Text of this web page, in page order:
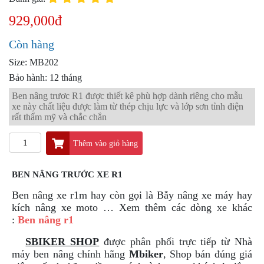
ĐỒ
PG1
PHỤ
KIỆN
YAMAHA
PG-
1
CẢNG
GIVI
ZR
ĐỒ
XE
PHỤ
KIỆN
155
929,000đ
Còn hàng
Size: MB202
Bảo hành: 12 tháng
Ben nâng trươc R1 được thiết kê phù hợp dành riêng cho mẫu
xe này chất liệu được làm từ thép chịu lực và lớp sơn tỉnh điện
rất thẩm mỹ và chắc chắn
Thêm vào giỏ hàng
BEN NÂNG TRƯỚC XE R1
Ben nâng xe r1m hay còn gọi là Bẫy nâng xe máy hay
kích nâng xe moto … Xem thêm các dòng xe khác
: Ben nâng r1
SBIKER SHOP được phân phối trực tiếp từ Nhà
máy ben nâng chính hãng Mbiker, Shop bán đúng giá